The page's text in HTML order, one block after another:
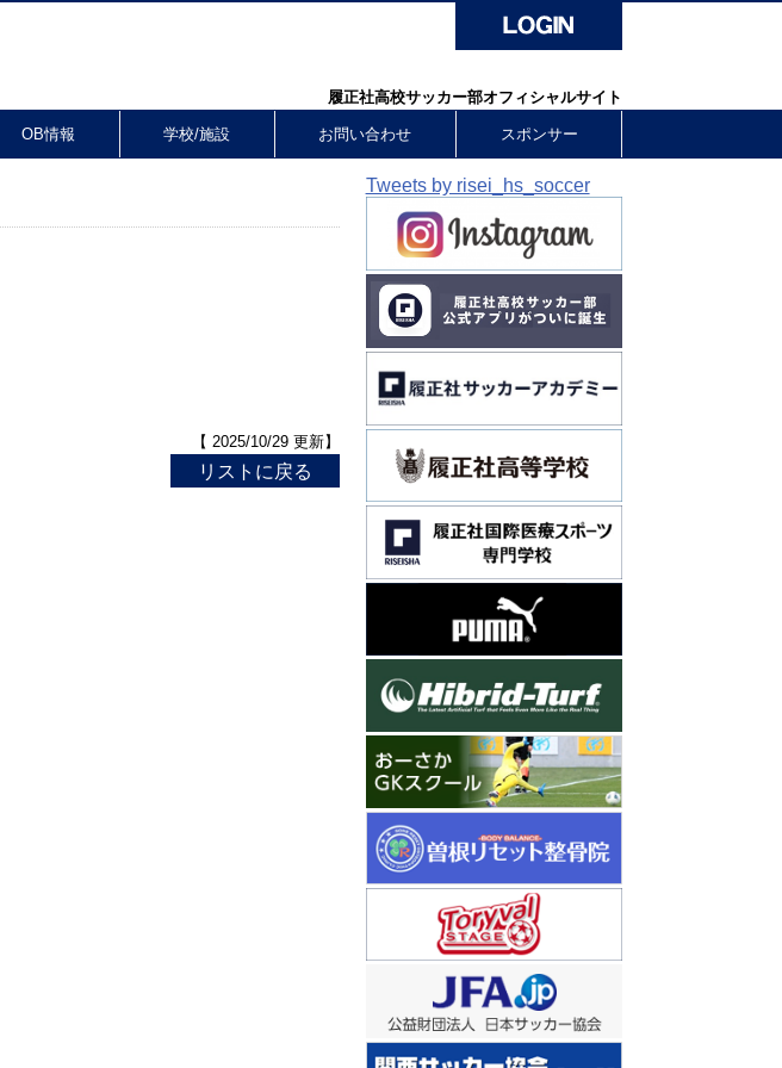
履正社高校サッカー部オフィシャルサイト
OB情報 学校/施設 お問い合わせ スポンサー
【 2025/10/29 更新】
リストに戻る
Tweets by risei_hs_soccer